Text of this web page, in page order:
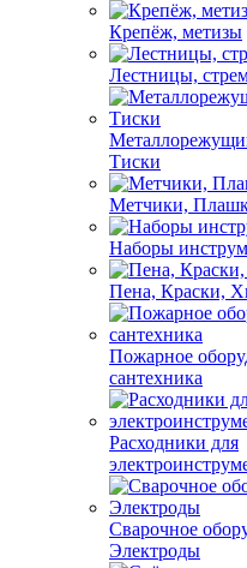
Крепёж, метизы
Лестницы,
Тиски
Метчики,
Наборы
Пена, Краски,
Пожарное
сантехника
Расходники для
Сварочное
Электроды